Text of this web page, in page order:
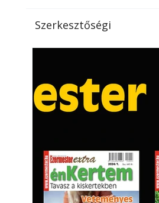
paradicsomot sokszor
gazdasági érettségben, azaz
Utóérik eközben, de nem lesz
olyan ízű, mint amit a saját
kertünkben, biológiai
tárolható h
Szerkesztőségi